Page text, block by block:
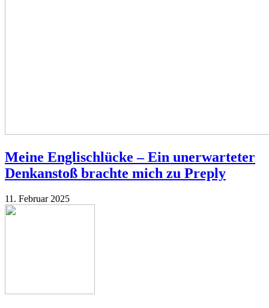
Meine Englischlücke – Ein unerwarteter
Denkanstoß brachte mich zu Preply
11. Februar 2025